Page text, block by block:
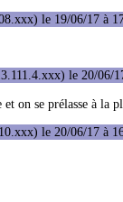
le 19/06/17 à
le 20/06/
et on se prélasse à la
le 20/06/17 à